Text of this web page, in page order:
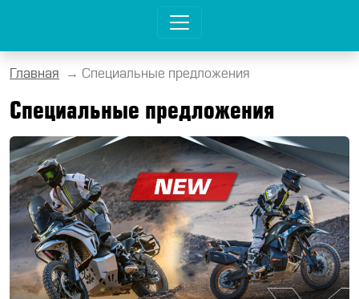
Главная → Специальные предложения
Специальные предложения